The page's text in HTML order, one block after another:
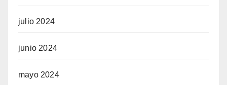
julio 2024
junio 2024
mayo 2024